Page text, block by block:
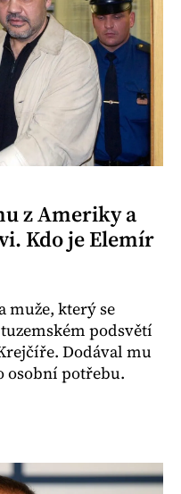
z Ameriky a
Kdo je Elemír
muže, který se
podsvětí
Dodával mu
osobní potřebu.